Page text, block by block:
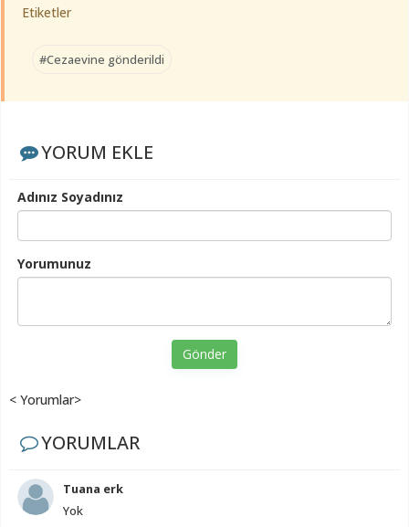
Etiketler
#Cezaevine gönderildi
YORUM EKLE
Adınız Soyadınız
Yorumunuz
Gönder
< Yorumlar>
YORUMLAR
Tuana erk
Yok